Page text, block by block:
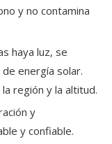
y no contamina
haya luz, se
energía solar.
región y la altitud.
y
y confiable.